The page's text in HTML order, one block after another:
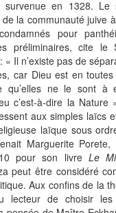
en 1328. Le
la communauté juive
pour
préliminaires, cite le
« Il n’existe pas de
car Dieu est en
qu’elles ne le sont à
c’est-à-dire la Nature
aux simples laïcs
laïque sous
Marguerite Porete,
pour son livre Le
peut être considéré
Aux confins de la
lecteur de choisir